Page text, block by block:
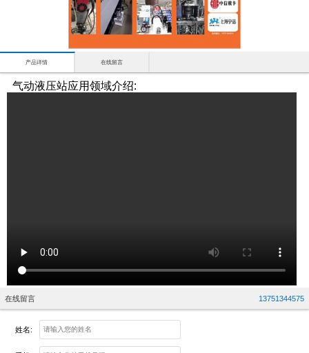
产品详情 在线留言
气动液压站应用领域介绍:
在线留言 13751344575
姓名: